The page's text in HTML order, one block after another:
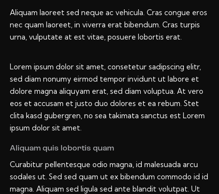
Aliquam laoreet sed neque ac vehicula. Cras congue eros
nec quam laoreet, in viverra erat bibendum. Cras turpis
urna, vulputate at est vitae, posuere lobortis erat.
Lorem ipsum dolor sit amet, consetetur sadipscing elitr,
sed diam nonumy eirmod tempor invidunt ut labore et
dolore magna aliquyam erat, sed diam voluptua. At vero
eos et accusam et justo duo dolores et ea rebum. Stet
clita kasd gubergren, no sea takimata sanctus est Lorem
ipsum dolor sit amet.
Aliquam quis lobortis quam
Curabitur pellentesque odio magna, id malesuada arcu
sodales ut. Sed sed quam ut ex bibendum commodo id id
magna. Aliquam sed ligula sed ante blandit volutpat. Ut